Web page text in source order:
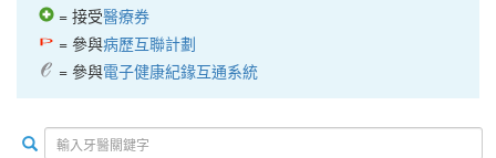
= 接受醫療券
= 參與病歷互聯計劃
= 參與電子健康紀䤸互通系統